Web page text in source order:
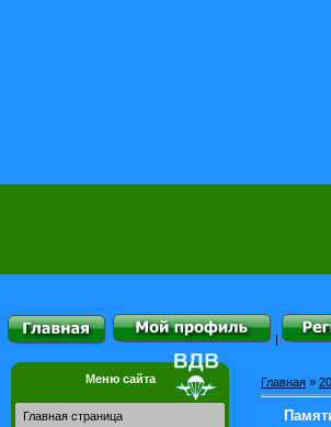
|
Меню сайта
Главная страница
Главная »